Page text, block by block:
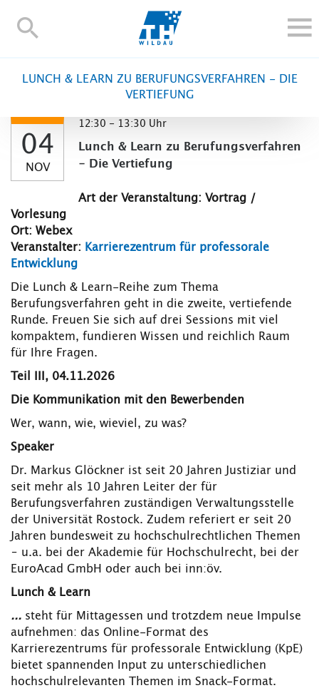
TH-
FORSCHUNG UND TRANSFER
ALUMNI
HOCHSCHULE
Blogs Kontakt und Anfahrt
TH Online-Portal
LUNCH & LEARN ZU BERUFUNGSVERFAHREN - DIE
VERTIEFUNG
04
NOV
12:30 - 13:30 Uhr
Lunch & Learn zu Berufungsverfahren
- Die Vertiefung
Art der Veranstaltung: Vortrag /
Vorlesung
Ort: Webex
Veranstalter: Karrierezentrum für professorale
Entwicklung
Die Lunch & Learn-Reihe zum Thema
Berufungsverfahren geht in die zweite, vertiefende
Runde. Freuen Sie sich auf drei Sessions mit viel
kompaktem, fundieren Wissen und reichlich Raum
für Ihre Fragen.
Teil III, 04.11.2026
Die Kommunikation mit den Bewerbenden
Wer, wann, wie, wieviel, zu was?
Speaker
Dr. Markus Glöckner ist seit 20 Jahren Justiziar und
seit mehr als 10 Jahren Leiter der für
Berufungsverfahren zuständigen Verwaltungsstelle
der Universität Rostock. Zudem referiert er seit 20
Jahren bundesweit zu hochschulrechtlichen Themen
– u.a. bei der Akademie für Hochschulrecht, bei der
EuroAcad GmbH oder auch bei inn:öv.
Lunch & Learn
... steht für Mittagessen und trotzdem neue Impulse
aufnehmen: das Online-Format des
Karrierezentrums für professorale Entwicklung (KpE)
bietet spannenden Input zu unterschiedlichen
hochschulrelevanten Themen im Snack-Format.